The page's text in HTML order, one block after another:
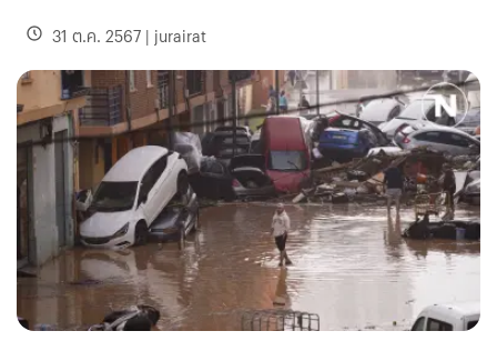
31 ต.ค. 2567 | jurairat